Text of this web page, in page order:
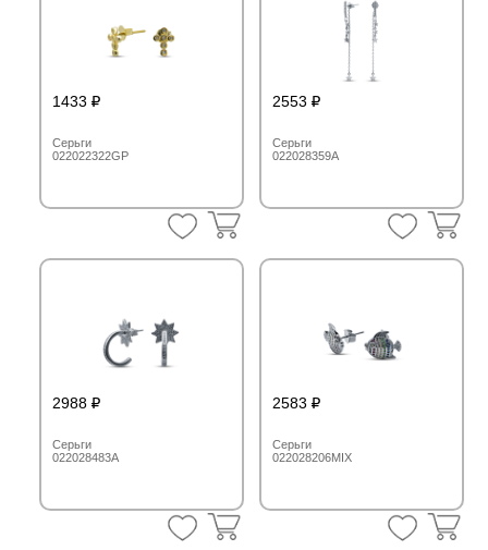
2553
Серьги
022028359A
1433
Серьги
022022322GP
2583
Серьги
022028206MIX
2988
Серьги
022028483A